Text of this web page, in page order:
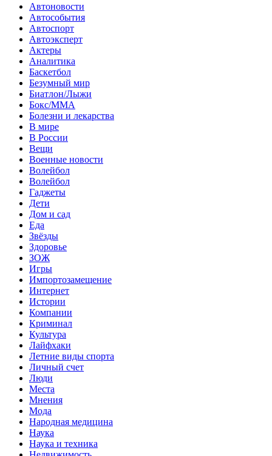
Автоновости
Автособытия
Автоспорт
Автоэксперт
Актеры
Аналитика
Баскетбол
Безумный мир
Биатлон/Лыжи
Бокс/MMA
Болезни и лекарства
В мире
В России
Вещи
Военные новости
Волейбол
Волейбол
Гаджеты
Дети
Дом и сад
Еда
Звёзды
Здоровье
ЗОЖ
Игры
Импортозамещение
Интернет
Истории
Компании
Криминал
Культура
Лайфхаки
Летние виды спорта
Личный счет
Люди
Места
Мнения
Мода
Народная медицина
Наука
Наука и техника